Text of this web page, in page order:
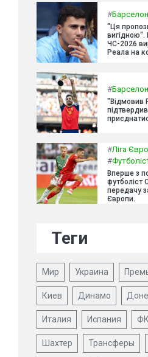
#
"Ця
вигідною".
ЧС-2026
Реала на
#
"Відмовив
#Ліга
#
Вперше з
футболіст
передачу
Європи.
Теги
Мир Украина
Киев Динамо
Италия Испания
Шахтер Трансферы